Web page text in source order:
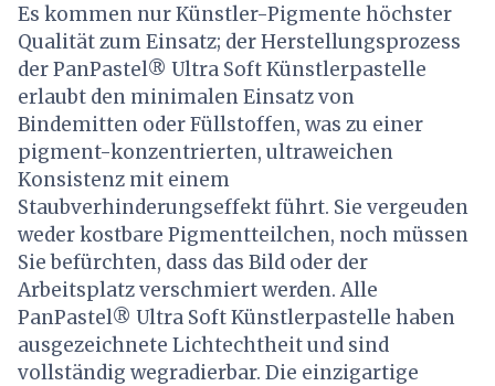
Es kommen nur Künstler-Pigmente höchster
Qualität zum Einsatz; der Herstellungsprozess
der PanPastel® Ultra Soft Künstlerpastelle
erlaubt den minimalen Einsatz von
Bindemitten oder Füllstoffen, was zu einer
pigment-konzentrierten, ultraweichen
Konsistenz mit einem
Staubverhinderungseffekt führt. Sie vergeuden
weder kostbare Pigmentteilchen, noch müssen
Sie befürchten, dass das Bild oder der
Arbeitsplatz verschmiert werden. Alle
PanPastel® Ultra Soft Künstlerpastelle haben
ausgezeichnete Lichtechtheit und sind
vollständig wegradierbar. Die einzigartige